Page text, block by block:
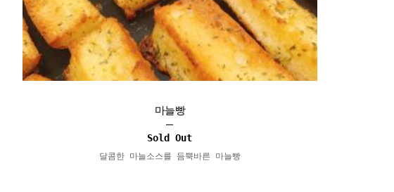
마늘빵
Sold Out
달콤한 마늘소스를 듬뿍바른 마늘빵